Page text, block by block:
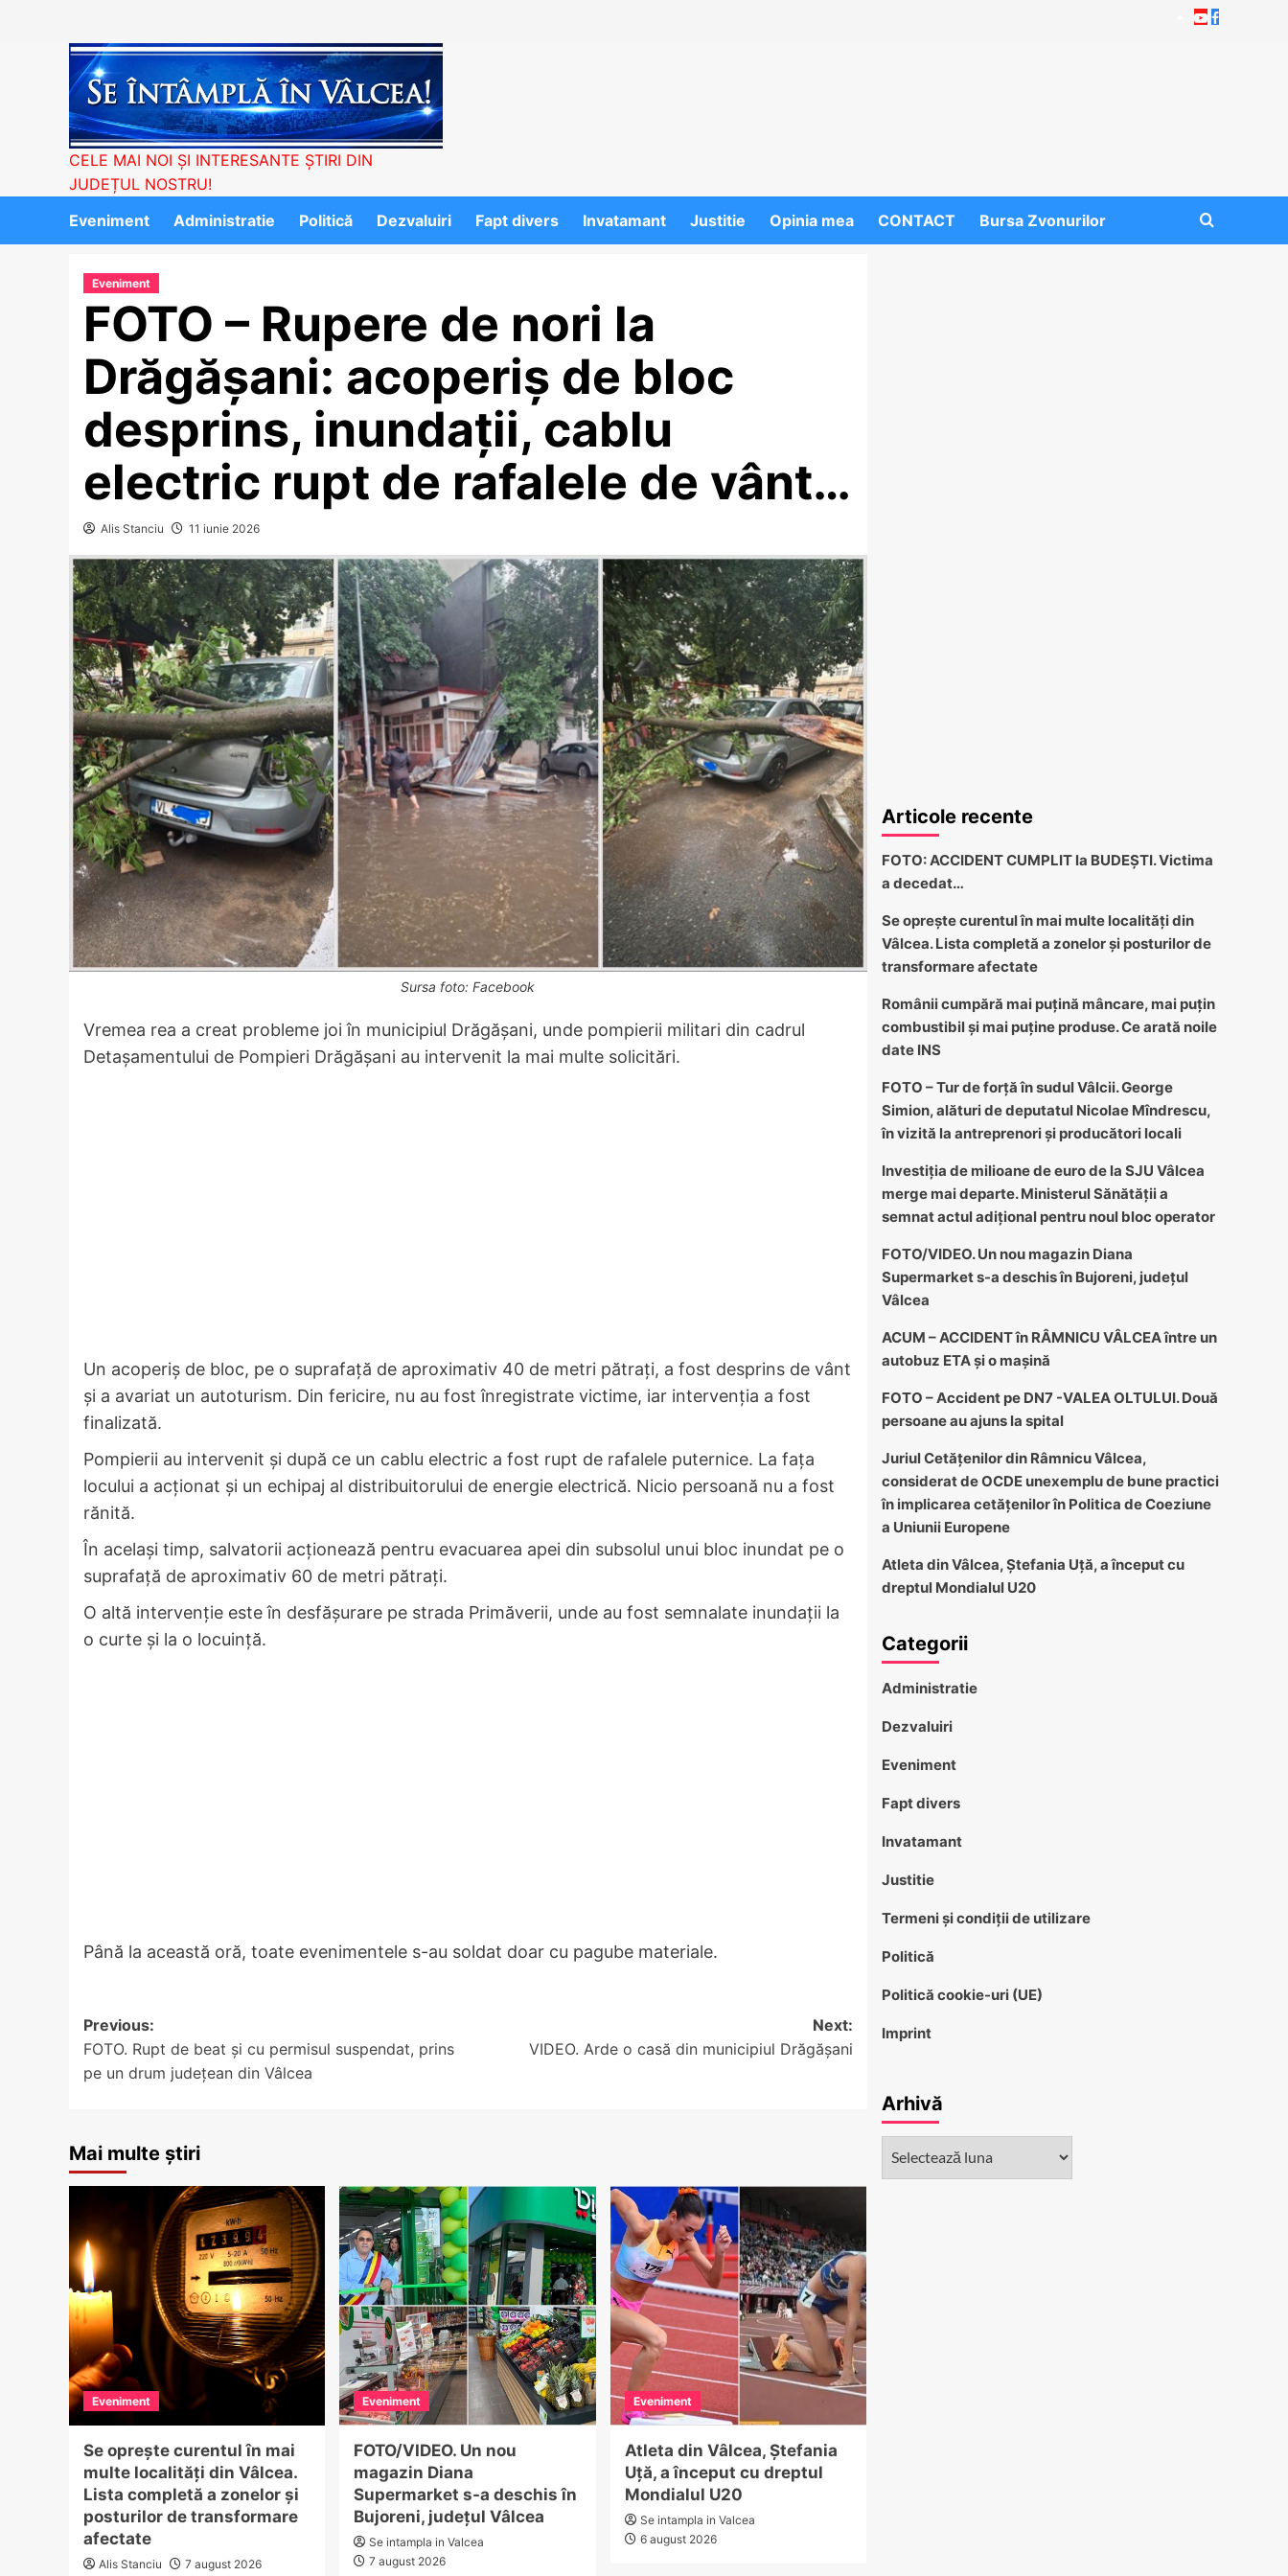
Youtube
Facebook
CELE MAI NOI ȘI INTERESANTE ȘTIRI DIN
JUDEȚUL NOSTRU!
Eveniment
Administratie Politică Dezvaluiri Fapt divers Invatamant Justitie Opinia mea CONTACT Bursa Zvonurilor
Eveniment
FOTO – Rupere de nori la
Drăgășani: acoperiș de bloc
desprins, inundații, cablu
electric rupt de rafalele de vânt…
Alis Stanciu 11 iunie 2026
Sursa foto: Facebook
Vremea rea a creat probleme joi în municipiul Drăgășani, unde pompierii militari din cadrul
Detașamentului de Pompieri Drăgășani au intervenit la mai multe solicitări.
Un acoperiș de bloc, pe o suprafață de aproximativ 40 de metri pătrați, a fost desprins de vânt
și a avariat un autoturism. Din fericire, nu au fost înregistrate victime, iar intervenția a fost
finalizată.
Pompierii au intervenit și după ce un cablu electric a fost rupt de rafalele puternice. La fața
locului a acționat și un echipaj al distribuitorului de energie electrică. Nicio persoană nu a fost
rănită.
În același timp, salvatorii acționează pentru evacuarea apei din subsolul unui bloc inundat pe o
suprafață de aproximativ 60 de metri pătrați.
O altă intervenție este în desfășurare pe strada Primăverii, unde au fost semnalate inundații la
o curte și la o locuință.
Până la această oră, toate evenimentele s-au soldat doar cu pagube materiale.
Post
navigation
Previous:
FOTO. Rupt de beat și cu permisul suspendat, prins
pe un drum județean din Vâlcea
Next:
VIDEO. Arde o casă din municipiul Drăgășani
Mai multe știri
Eveniment
Se oprește curentul în mai
multe localități din Vâlcea.
Lista completă a zonelor și
posturilor de transformare
afectate
Alis Stanciu 7 august 2026
Eveniment
FOTO/VIDEO. Un nou
magazin Diana
Supermarket s-a deschis în
Bujoreni, județul Vâlcea
Se intampla in Valcea
7 august 2026
Eveniment
Atleta din Vâlcea, Ștefania
Uță, a început cu dreptul
Mondialul U20
Se intampla in Valcea
6 august 2026
Articole recente
FOTO: ACCIDENT CUMPLIT la BUDEȘTI. Victima
a decedat…
Se oprește curentul în mai multe localități din
Vâlcea. Lista completă a zonelor și posturilor de
transformare afectate
Românii cumpără mai puțină mâncare, mai puțin
combustibil și mai puține produse. Ce arată noile
date INS
FOTO – Tur de forță în sudul Vâlcii. George
Simion, alături de deputatul Nicolae Mîndrescu,
în vizită la antreprenori și producători locali
Investiția de milioane de euro de la SJU Vâlcea
merge mai departe. Ministerul Sănătății a
semnat actul adițional pentru noul bloc operator
FOTO/VIDEO. Un nou magazin Diana
Supermarket s-a deschis în Bujoreni, județul
Vâlcea
ACUM – ACCIDENT în RÂMNICU VÂLCEA între un
autobuz ETA și o mașină
FOTO – Accident pe DN7 -VALEA OLTULUI. Două
persoane au ajuns la spital
Juriul Cetățenilor din Râmnicu Vâlcea,
considerat de OCDE unexemplu de bune practici
în implicarea cetățenilor în Politica de Coeziune
a Uniunii Europene
Atleta din Vâlcea, Ștefania Uță, a început cu
dreptul Mondialul U20
Categorii
Administratie
Dezvaluiri
Eveniment
Fapt divers
Invatamant
Justitie
Termeni și condiții de utilizare
Politică
Politică cookie-uri (UE)
Imprint
Arhivă